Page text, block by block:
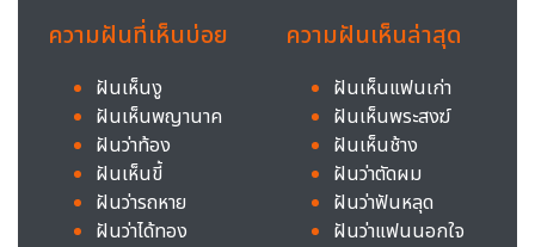
ความฝันที่เห็นบ่อย
ฝันเห็นงู
ฝันเห็นพญานาค
ฝันว่าท้อง
ฝันเห็นขี้
ฝันว่ารถหาย
ฝันว่าได้ทอง
ความฝันเห็นล่าสุด
ฝันเห็นแฟนเก่า
ฝันเห็นพระสงฆ์
ฝันเห็นช้าง
ฝันว่าตัดผม
ฝันว่าฟันหลุด
ฝันว่าแฟนนอกใจ